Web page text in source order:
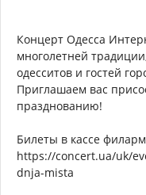
Концерт Одесса
многолетней
одесситов и гостей
Приглашаем вас
празднованию!
Билеты в кассе
https://concert.ua/uk/
dnja-mista